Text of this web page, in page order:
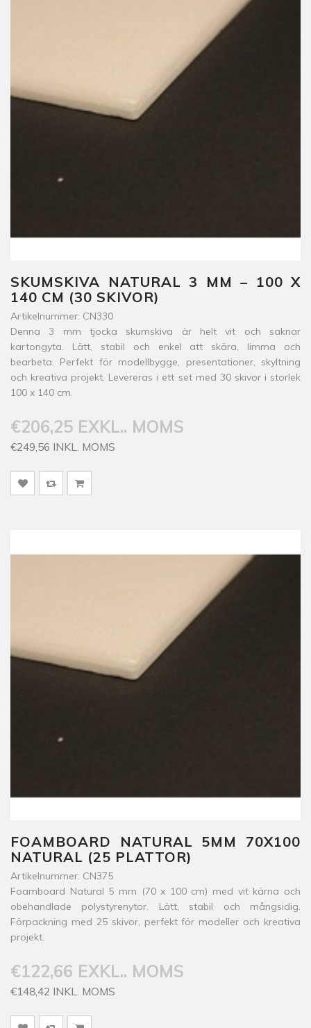
SKUMSKIVA NATURAL 3 MM – 100 X
140 CM (30 SKIVOR)
Artikelnummer: CN330
Denna 3 mm tjocka skumskiva är helt vit och saknar
kartongyta. Lätt, stabil och enkel att skära, limma och
bearbeta. Perfekt för modellbygge, presentationer, skyltning
och kreativa projekt. Levereras i ett set med 30 skivor i storlek
100 x 140 cm.
€206,25 EXKL.. MOMS
€249,56 INKL. MOMS
FOAMBOARD NATURAL 5MM 70X100
NATURAL (25 PLATTOR)
Artikelnummer: CN375
Foamboard Natural 5 mm (70 x 100 cm) med vit kärna och
obehandlade polystyrenytor. Lätt, stabil och mångsidig.
Förpackning med 25 skivor, perfekt för modeller och kreativa
projekt.
€122,66 EXKL.. MOMS
€148,42 INKL. MOMS